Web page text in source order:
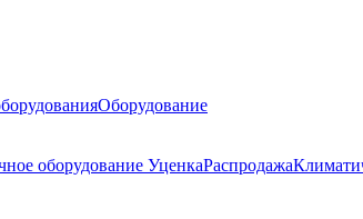
Оборудование
оборудование УценкаРаспродажа